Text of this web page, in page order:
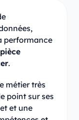
performance
.
métier très
point sur ses
et une